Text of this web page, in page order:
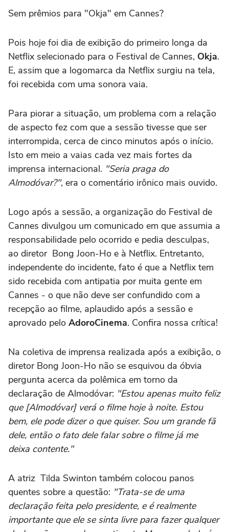
Sem prêmios para "Okja" em Cannes?
Pois hoje foi dia de exibição do primeiro longa da
Netflix selecionado para o Festival de Cannes, Okja.
E, assim que a logomarca da Netflix surgiu na tela,
foi recebida com uma sonora vaia.
Para piorar a situação, um problema com a relação
de aspecto fez com que a sessão tivesse que ser
interrompida, cerca de cinco minutos após o início.
Isto em meio a vaias cada vez mais fortes da
imprensa internacional. "Seria praga do
Almodóvar?", era o comentário irônico mais ouvido.
Logo após a sessão, a organização do Festival de
Cannes divulgou um comunicado em que assumia a
responsabilidade pelo ocorrido e pedia desculpas,
ao diretor Bong Joon-Ho e à Netflix. Entretanto,
independente do incidente, fato é que a Netflix tem
sido recebida com antipatia por muita gente em
Cannes - o que não deve ser confundido com a
recepção ao filme, aplaudido após a sessão e
aprovado pelo AdoroCinema. Confira nossa crítica!
Na coletiva de imprensa realizada após a exibição, o
diretor Bong Joon-Ho não se esquivou da óbvia
pergunta acerca da polêmica em torno da
declaração de Almodóvar: "Estou apenas muito feliz
que [Almodóvar] verá o filme hoje à noite. Estou
bem, ele pode dizer o que quiser. Sou um grande fã
dele, então o fato dele falar sobre o filme já me
deixa contente."
A atriz Tilda Swinton também colocou panos
quentes sobre a questão: "Trata-se de uma
declaração feita pelo presidente, e é realmente
importante que ele se sinta livre para fazer qualquer